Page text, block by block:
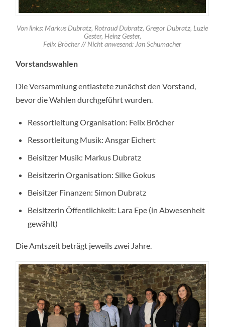
Von links: Markus Dubratz, Rotraud Dubratz, Gregor Dubratz, Luzie
Gester, Heinz Gester,
Felix Bröcher // Nicht anwesend: Jan Schumacher
Vorstandswahlen
Die Versammlung entlastete zunächst den Vorstand,
bevor die Wahlen durchgeführt wurden.
Ressortleitung Organisation: Felix Bröcher
Ressortleitung Musik: Ansgar Eichert
Beisitzer Musik: Markus Dubratz
Beisitzerin Organisation: Silke Gokus
Beisitzer Finanzen: Simon Dubratz
Beisitzerin Öffentlichkeit: Lara Epe (in Abwesenheit
gewählt)
Die Amtszeit beträgt jeweils zwei Jahre.